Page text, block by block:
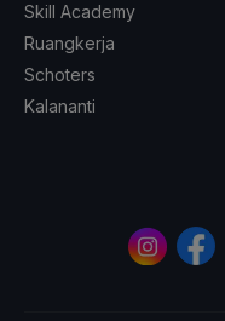
Skill Academy
Ruangkerja
Schoters
Kalananti